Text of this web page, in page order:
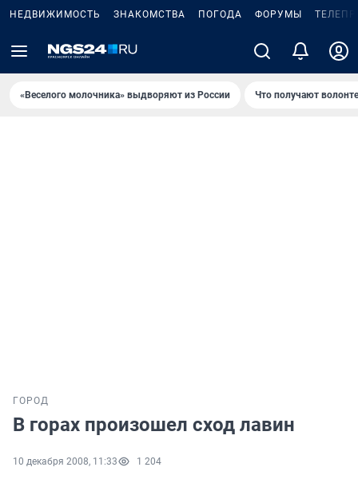
НЕДВИЖИМОСТЬ ЗНАКОМСТВА ПОГОДА ФОРУМЫ
«Веселого молочника» выдворяют из России Что получают
ГОРОД
В горах произошел сход лавин
10 декабря 2008, 11:33 1 204